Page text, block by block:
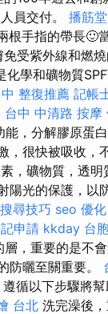
員交付。 播筋堂
根手指的帶長🙂
受紫外線和燃燒
學和礦物質
整復推薦 記帳
台中 中清路 按摩
，分解膠原蛋
，很快被吸收，
，礦物質，透明
陽光的保護，以
尋技巧 seo 優化
申請 kkday 台
，重要的是不
防曬至關重要。
遵循以下步驟將
台北 洗完澡後